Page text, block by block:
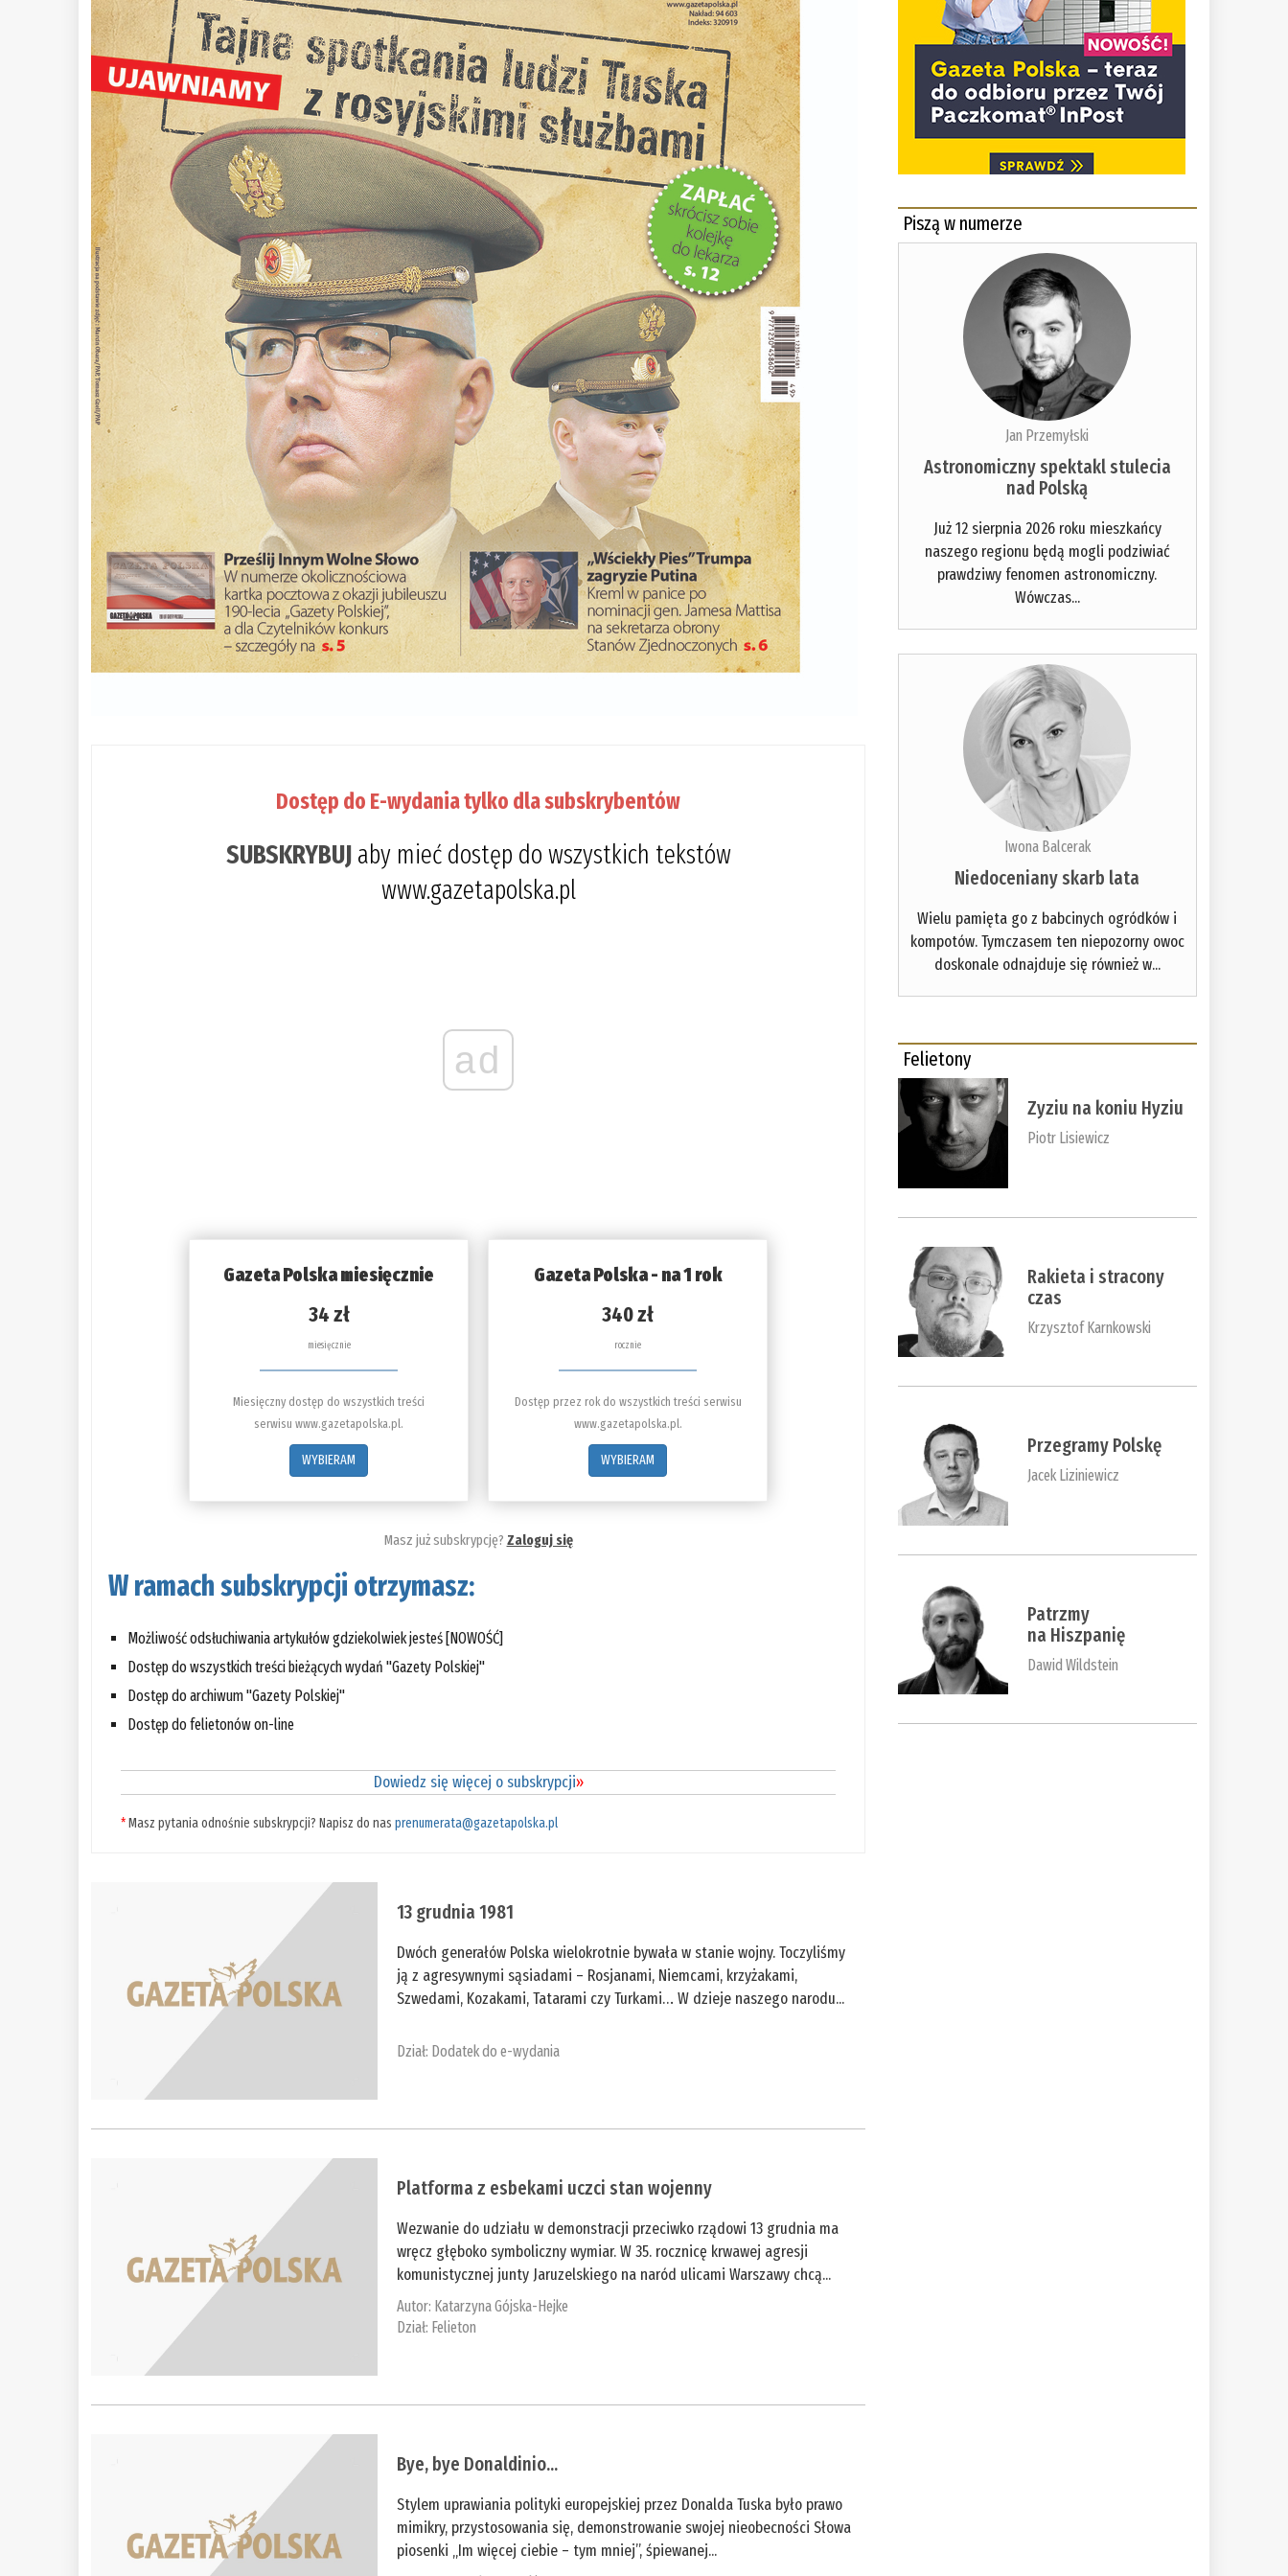
Dostęp do E-wydania tylko dla subskrybentów
SUBSKRYBUJaby mieć dostęp do wszystkich tekstów
www.gazetapolska.pl
ad
Gazeta Polska miesięcznie
34 zł
miesięcznie
Miesięczny dostęp do wszystkich treści
serwisu www.gazetapolska.pl.
WYBIERAM
Gazeta Polska - na 1 rok
340 zł
rocznie
Dostęp przez rok do wszystkich treści serwisu
www.gazetapolska.pl.
WYBIERAM
Masz już subskrypcję? Zaloguj się
W ramach subskrypcji otrzymasz:
Możliwość odsłuchiwania artykułów gdziekolwiek jesteś [NOWOŚĆ]
Dostęp do wszystkich treści bieżących wydań "Gazety Polskiej"
Dostęp do archiwum "Gazety Polskiej"
Dostęp do felietonów on-line
Dowiedz się więcej o subskrypcji»
*Masz pytania odnośnie subskrypcji? Napisz do nasprenumerata@gazetapolska.pl
13 grudnia 1981
Dwóch generałów Polska wielokrotnie bywała w stanie wojny. Toczyliśmy
ją z agresywnymi sąsiadami – Rosjanami, Niemcami, krzyżakami,
Szwedami, Kozakami, Tatarami czy Turkami… W dzieje naszego narodu...
Dział: Dodatek do e-wydania
Platforma z esbekami uczci stan wojenny
Wezwanie do udziału w demonstracji przeciwko rządowi 13 grudnia ma
wręcz głęboko symboliczny wymiar. W 35. rocznicę krwawej agresji
komunistycznej junty Jaruzelskiego na naród ulicami Warszawy chcą...
Autor: Katarzyna Gójska-Hejke
Dział: Felieton
Bye, bye Donaldinio...
Stylem uprawiania polityki europejskiej przez Donalda Tuska było prawo
mimikry, przystosowania się, demonstrowanie swojej nieobecności Słowa
piosenki „Im więcej ciebie – tym mniej”, śpiewanej...
Piszą w numerze
Jan Przemyłski
Astronomiczny spektakl stulecia
nad Polską
Już 12 sierpnia 2026 roku mieszkańcy
naszego regionu będą mogli podziwiać
prawdziwy fenomen astronomiczny.
Wówczas...
Iwona Balcerak
Niedoceniany skarb lata
Wielu pamięta go z babcinych ogródków i
kompotów. Tymczasem ten niepozorny owoc
doskonale odnajduje się również w...
Felietony
Zyziu na koniu Hyziu
Piotr Lisiewicz
Rakieta i stracony
czas
Krzysztof Karnkowski
Przegramy Polskę
Jacek Liziniewicz
Patrzmy
na Hiszpanię
Dawid Wildstein